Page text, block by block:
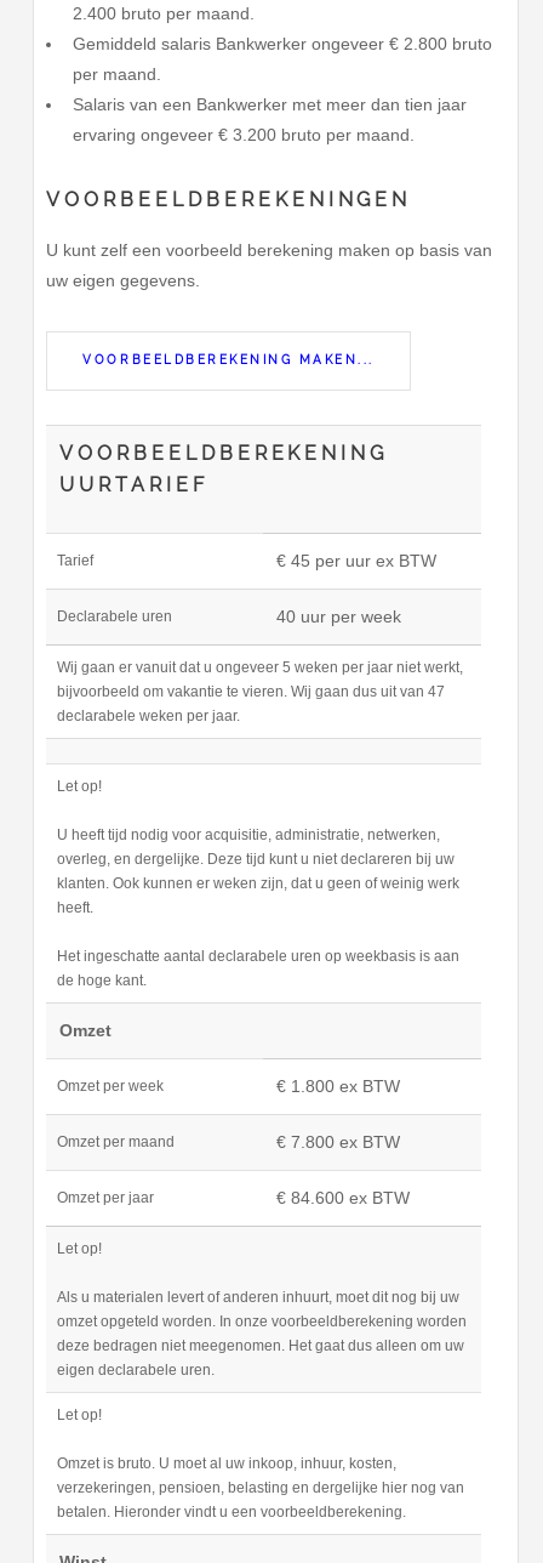
2.400 bruto per maand.
Gemiddeld salaris Bankwerker ongeveer € 2.800 bruto
per maand.
Salaris van een Bankwerker met meer dan tien jaar
ervaring ongeveer € 3.200 bruto per maand.
VOORBEELDBEREKENINGEN
U kunt zelf een voorbeeld berekening maken op basis van
uw eigen gegevens.
VOORBEELDBEREKENING MAKEN...
VOORBEELDBEREKENING
UURTARIEF
Tarief € 45 per uur ex BTW
Declarabele uren 40 uur per week
Wij gaan er vanuit dat u ongeveer 5 weken per jaar niet werkt,
bijvoorbeeld om vakantie te vieren. Wij gaan dus uit van 47
declarabele weken per jaar.
Let op!
U heeft tijd nodig voor acquisitie, administratie, netwerken,
overleg, en dergelijke. Deze tijd kunt u niet declareren bij uw
klanten. Ook kunnen er weken zijn, dat u geen of weinig werk
heeft.
Het ingeschatte aantal declarabele uren op weekbasis is aan
de hoge kant.
Omzet
Omzet per week € 1.800 ex BTW
Omzet per maand € 7.800 ex BTW
Omzet per jaar € 84.600 ex BTW
Let op!
Als u materialen levert of anderen inhuurt, moet dit nog bij uw
omzet opgeteld worden. In onze voorbeeldberekening worden
deze bedragen niet meegenomen. Het gaat dus alleen om uw
eigen declarabele uren.
Let op!
Omzet is bruto. U moet al uw inkoop, inhuur, kosten,
verzekeringen, pensioen, belasting en dergelijke hier nog van
betalen. Hieronder vindt u een voorbeeldberekening.